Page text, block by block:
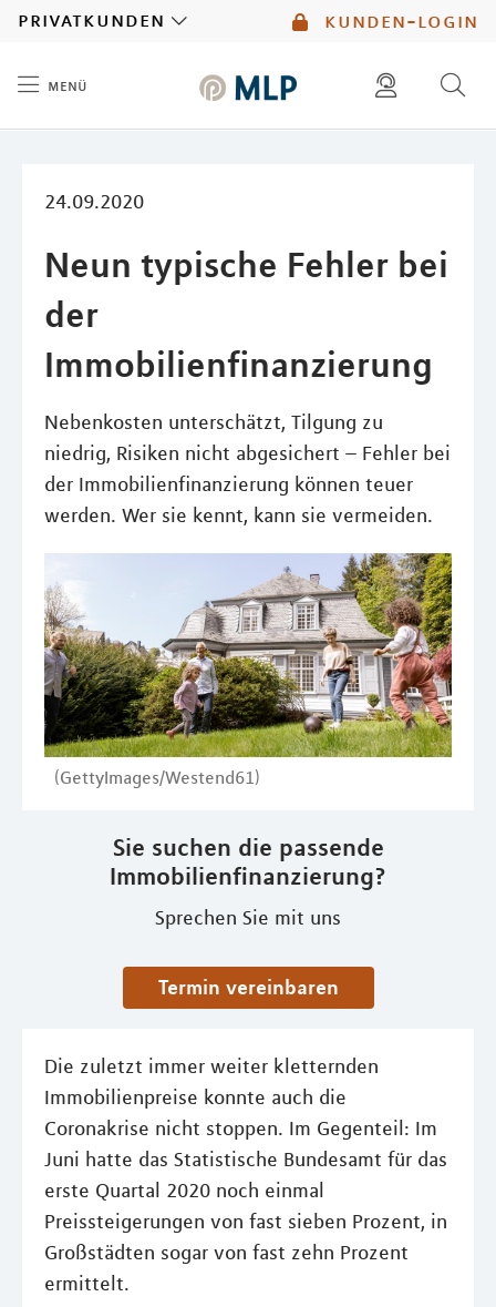
kunden-login
privatkunden
menü
24.09.2020
Neun typische Fehler bei
der
Immobilienfinanzierung
Nebenkosten unterschätzt, Tilgung zu
niedrig, Risiken nicht abgesichert – Fehler bei
der Immobilienfinanzierung können teuer
werden. Wer sie kennt, kann sie vermeiden.
(GettyImages/Westend61)
Sie suchen die passende
Immobilienfinanzierung?
Sprechen Sie mit uns
Termin vereinbaren
Die zuletzt immer weiter kletternden
Immobilienpreise konnte auch die
Coronakrise nicht stoppen. Im Gegenteil: Im
Juni hatte das Statistische Bundesamt für das
erste Quartal 2020 noch einmal
Preissteigerungen von fast sieben Prozent, in
Großstädten sogar von fast zehn Prozent
ermittelt.